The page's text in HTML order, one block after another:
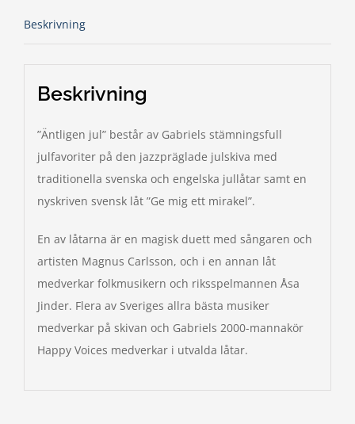
Beskrivning
Beskrivning
”Äntligen jul” består av Gabriels stämningsfull
julfavoriter på den jazzpräglade julskiva med
traditionella svenska och engelska jullåtar samt en
nyskriven svensk låt ”Ge mig ett mirakel”.
En av låtarna är en magisk duett med sångaren och
artisten Magnus Carlsson, och i en annan låt
medverkar folkmusikern och riksspelmannen Åsa
Jinder. Flera av Sveriges allra bästa musiker
medverkar på skivan och Gabriels 2000-mannakör
Happy Voices medverkar i utvalda låtar.